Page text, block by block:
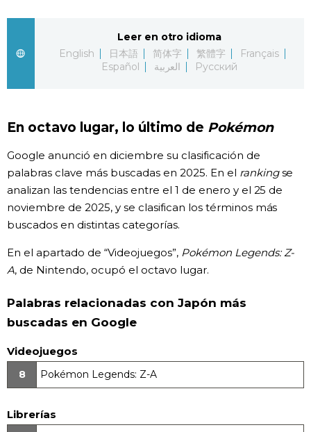
Fragmentos de Japón
Blog
Tokio
Avisos
Leer en otro idioma
English
日本語 简体字 繁體字
Français
Español
العربية Русский
En octavo lugar, lo último de Pokémon
Google anunció en diciembre su clasificación de
palabras clave más buscadas en 2025. En el rankingse
analizan las tendencias entre el 1 de enero y el 25 de
noviembre de 2025, y se clasifican los términos más
buscados en distintas categorías.
En el apartado de “Videojuegos”, Pokémon Legends: Z-
A, de Nintendo, ocupó el octavo lugar.
Palabras relacionadas con Japón más
buscadas en Google
Videojuegos
8 Pokémon Legends: Z-A
Librerías